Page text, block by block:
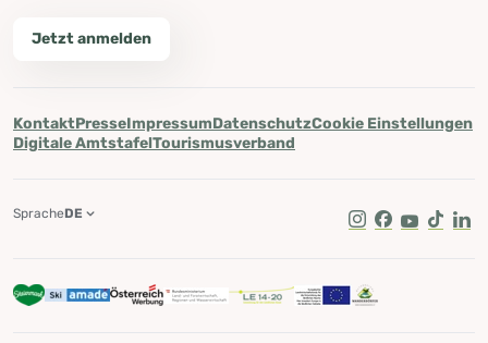
Jetzt anmelden
KontaktPresseImpressumDatenschutzCookie Einstellungen
Digitale AmtstafelTourismusverband
Instagram
Facebook
Youtube
Tik Tok
SpracheDE